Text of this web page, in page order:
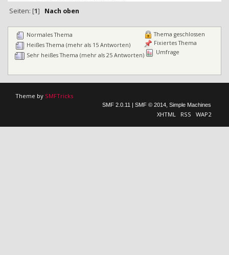
Seiten: [1] Nach oben
Normales Thema
Heißes Thema (mehr als 15 Antworten)
Sehr heißes Thema (mehr als 25 Antworten)
Thema geschlossen
Fixiertes Thema
Umfrage
Theme by SMFTricks
SMF 2.0.11 SMF © 2014, Simple Machines
XHTML RSS WAP2